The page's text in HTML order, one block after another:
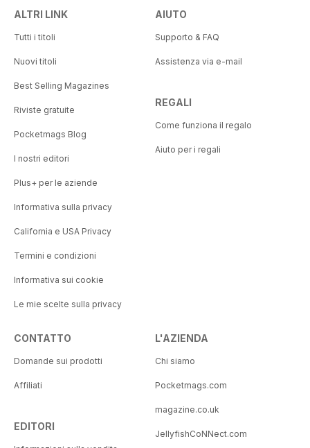
ALTRI LINK
Tutti i titoli
Nuovi titoli
Best Selling Magazines
Riviste gratuite
Pocketmags Blog
I nostri editori
Plus+ per le aziende
Informativa sulla privacy
California e USA Privacy
Termini e condizioni
Informativa sui cookie
Le mie scelte sulla privacy
AIUTO
Supporto & FAQ
Assistenza via e-mail
REGALI
Come funziona il regalo
Aiuto per i regali
CONTATTO
Domande sui prodotti
Affiliati
EDITORI
L'AZIENDA
Chi siamo
Pocketmags.com
magazine.co.uk
JellyfishCoNNect.com